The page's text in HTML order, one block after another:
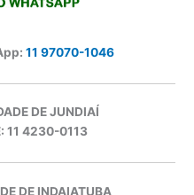
11 97070-1046
DE JUNDIAÍ
11 4230-0113
DE INDAIATUBA